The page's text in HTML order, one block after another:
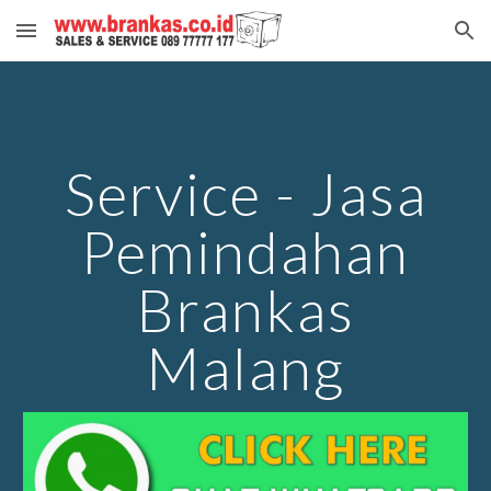
Skip to main content Skip to navigation
Service - Jasa
Pemindahan
Brankas
Malang